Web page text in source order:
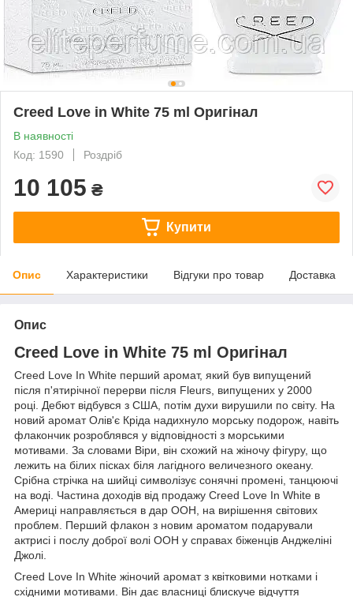
Creed Love in White 75 ml Оригінал
В наявності
Код: 1590
Роздріб
10 105 ₴
Купити
Опис Характеристики Відгуки про товар Доставка
Опис
Creed Love in White 75 ml Оригінал
Creed Love In White перший аромат, який був випущений
після п'ятирічної перерви після Fleurs, випущених у 2000
році. Дебют відбувся з США, потім духи вирушили по світу. На
новий аромат Олів'є Кріда надихнуло морську подорож, навіть
флакончик розроблявся у відповідності з морськими
мотивами. За словами Віри, він схожий на жіночу фігуру, що
лежить на білих пісках біля лагідного величезного океану.
Срібна стрічка на шийці символізує сонячні промені, танцюючі
на воді. Частина доходів від продажу Creed Love In White в
Америці направляється в дар ООН, на вирішення світових
проблем. Перший флакон з новим ароматом подарували
актрисі і послу доброї волі ООН у справах біженців Анджеліні
Джолі.
Creed Love In White жіночий аромат з квітковими нотками і
східними мотивами. Він дає власниці блискуче відчуття